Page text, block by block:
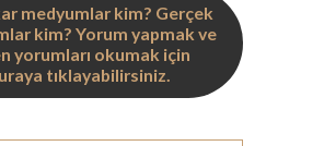
medyumlar kim? Gerçek
kim? Yorum yapmak ve
yorumları okumak için
tıklayabilirsiniz.